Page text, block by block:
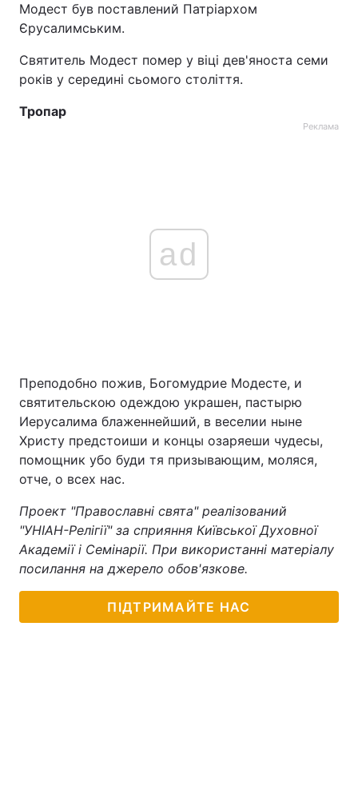
Модест був поставлений Патріархом
Єрусалимським.
Святитель Модест помер у віці дев'яноста семи
років у середині сьомого століття.
Тропар
Реклама
ad
Преподобно пожив, Богомудрие Модесте, и
святительскою одеждою украшен, пастырю
Иерусалима блаженнейший, в веселии ныне
Христу предстоиши и концы озаряеши чудесы,
помощник убо буди тя призывающим, моляся,
отче, о всех нас.
Проект "Православні свята" реалізований
"УНІАН-Релігії" за сприяння Київської Духовної
Академії і Семінарії. При використанні матеріалу
посилання на джерело обов'язкове.
ПІДТРИМАЙТЕ НАС